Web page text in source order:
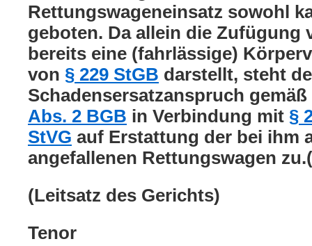
Rettungswageneinsatz sowohl
geboten. Da allein die Zufügung
bereits eine (fahrlässige)
von § 229 StGB darstellt, steht
Schadensersatzanspruch gemäß
Abs. 2 BGB in Verbindung mit §
StVG auf Erstattung der bei ihm
angefallenen Rettungswagen
(Leitsatz des Gerichts)
Tenor